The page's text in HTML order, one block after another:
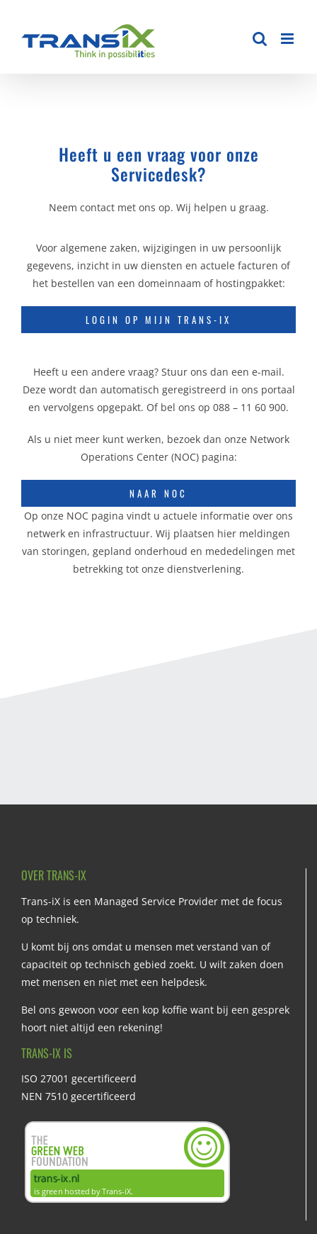
Heeft u een vraag voor onze
Servicedesk?
Neem contact met ons op. Wij helpen u graag.
Voor algemene zaken, wijzigingen in uw persoonlijk
gegevens, inzicht in uw diensten en actuele facturen of
het bestellen van een domeinnaam of hostingpakket:
LOGIN OP MIJN TRANS-IX
Heeft u een andere vraag? Stuur ons dan een e-mail.
Deze wordt dan automatisch geregistreerd in ons portaal
en vervolgens opgepakt. Of bel ons op 088 – 11 60 900.
Als u niet meer kunt werken, bezoek dan onze Network
Operations Center (NOC) pagina:
NAAR NOC
Op onze NOC pagina vindt u actuele informatie over ons
netwerk en infrastructuur. Wij plaatsen hier meldingen
van storingen, gepland onderhoud en mededelingen met
betrekking tot onze dienstverlening.
OVER TRANS-IX
Trans-iX is een Managed Service Provider met de focus
op techniek.
U komt bij ons omdat u mensen met verstand van of
capaciteit op technisch gebied zoekt. U wilt zaken doen
met mensen en niet met een helpdesk.
Bel ons gewoon voor een kop koffie want bij een gesprek
hoort niet altijd een rekening!
TRANS-IX IS
ISO 27001 gecertificeerd
NEN 7510 gecertificeerd